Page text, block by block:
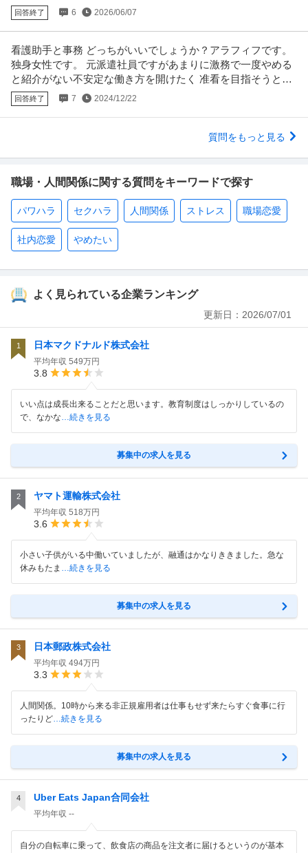
回答終了 6 2026/06/07
看護助手と事務 どっちがいいでしょうか？アラフィフです。
独身女性です。 元派遣社員ですがあまりに激務で一度やめる
と紹介がない不安定な働き方を開けたく 准看を目指そうと思
いました。
回答終了 7 2024/12/22
質問をもっと見る
職場・人間関係に関する質問をキーワードで探す
パワハラ セクハラ 人間関係 ストレス 職場恋愛
社内恋愛 やめたい
よく見られている企業ランキング
更新日： 2026/07/01
1 日本マクドナルド株式会社
平均年収 549万円
3.8
いい点は成長出来ることだと思います。教育制度はしっかりしているの
で、なかな…続きを見る
募集中の求人を見る
2 ヤマト運輸株式会社
平均年収 518万円
3.6
小さい子供がいる中働いていましたが、融通はかなりききました。急な
休みもたま …続きを見る
募集中の求人を見る
3 日本郵政株式会社
平均年収 494万円
3.3
人間関係。10時から来る非正規雇用者は仕事もせず来たらすぐ食事に行
ったりど…続きを見る
募集中の求人を見る
4 Uber Eats Japan合同会社
平均年収 --
自分の自転車に乗って、飲食店の商品を注文者に届けるというのが基本